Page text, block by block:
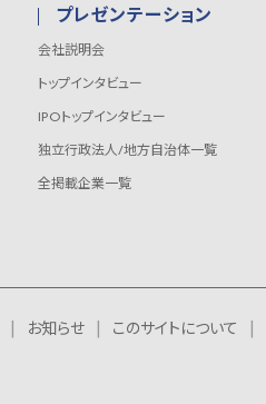
プレゼンテーション
会社説明会
トップインタビュー
IPOトップインタビュー
独立行政法人/地方自治体一覧
全掲載企業一覧
お知らせ このサイトについて